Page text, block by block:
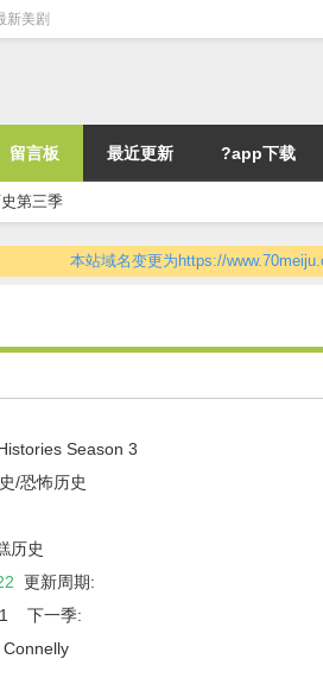
新美剧
留言板 最近更新 ?app下载
第三季
本站域名变更为https://
Season 3
/恐怖历史
历史
更新周期:
下一季: